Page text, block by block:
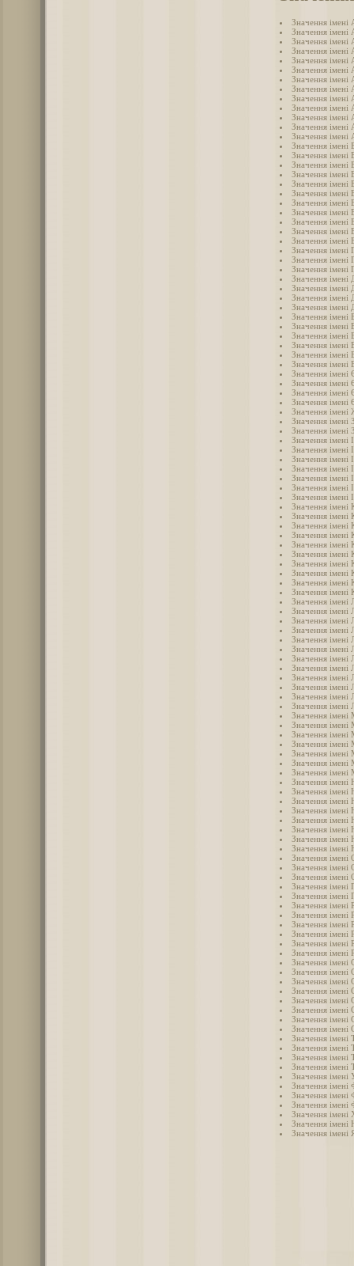
Значення імені
Значення імені
Значення імені
Значення імені
Значення імені
Значення імені
Значення імені
Значення імені
Значення імені
Значення імені
Значення імені
Значення імені
Значення імені
Значення імені
Значення імені
Значення імені
Значення імені
Значення імені
Значення імені
Значення імені
Значення імені
Значення імені
Значення імені
Значення імені
Значення імені
Значення імені
Значення імені
Значення імені
Значення імені
Значення імені
Значення імені
Значення імені
Значення імені
Значення імені
Значення імені
Значення імені
Значення імені
Значення імені
Значення імені
Значення імені
Значення імені
Значення імені
Значення імені
Значення імені
Значення імені
Значення імені
Значення імені
Значення імені
Значення імені
Значення імені
Значення імені
Значення імені
Значення імені
Значення імені
Значення імені
Значення імені
Значення імені
Значення імені
Значення імені
Значення імені
Значення імені
Значення імені
Значення імені
Значення імені
Значення імені
Значення імені
Значення імені
Значення імені
Значення імені
Значення імені
Значення імені
Значення імені
Значення імені
Значення імені
Значення імені
Значення імені
Значення імені
Значення імені
Значення імені
Значення імені
Значення імені
Значення імені
Значення імені
Значення імені
Значення імені
Значення імені
Значення імені
Значення імені
Значення імені
Значення імені
Значення імені
Значення імені
Значення імені
Значення імені
Значення імені
Значення імені
Значення імені
Значення імені
Значення імені
Значення імені
Значення імені
Значення імені
Значення імені
Значення імені
Значення імені
Значення імені
Значення імені
Значення імені
Значення імені
Значення імені
Значення імені
Значення імені
Значення імені
Значення імені
Значення імені
Значення імені
Значення імені
Значення імені